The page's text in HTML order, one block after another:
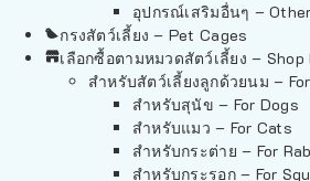
อุปกรณ์เสริมอื่นๆ –
กรงสัตว์เลี้ยง – Pet Cages
เลือกซื้อตามหมวดสัตว์เลี้ยง – Shop
สำหรับสัตว์เลี้ยงลูกด้วยนม –
สำหรับสุนัข – For Dogs
สำหรับแมว – For Cats
สำหรับกระต่าย – For
สำหรับกระรอก – For